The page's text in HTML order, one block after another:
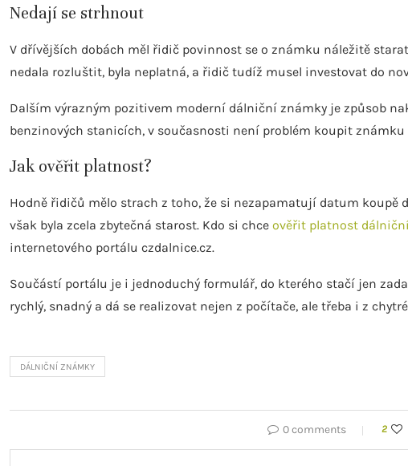
Nedají se strhnout
V dřívějších dobách měl řidič povinnost se o známku náležitě
nedala rozluštit, byla neplatná, a řidič tudíž musel investovat do
Dalším výrazným pozitivem moderní dálniční známky je způsob
benzinových stanicích, v současnosti není problém koupit
Jak ověřit platnost?
Hodně řidičů mělo strach z toho, že si nezapamatují datum koupě
však byla zcela zbytečná starost. Kdo si chce ověřit platnost
internetového portálu czdalnice.cz.
Součástí portálu je i jednoduchý formulář, do kterého stačí jen
rychlý, snadný a dá se realizovat nejen z počítače, ale třeba i z
DÁLNIČNÍ ZNÁMKY
0 comments 2